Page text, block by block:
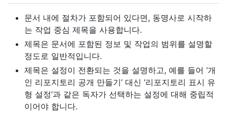
문서 내에 절차가 포함되어 있다면, 동명사로 시작하
는 작업 중심 제목을 사용합니다.
제목은 문서에 포함된 정보 및 작업의 범위를 설명할
정도로 일반적입니다.
제목은 설정이 전환되는 것을 설명하고, 예를 들어 ‘개
인 리포지토리 공개 만들기’ 대신 ‘리포지토리 표시 유
형 설정’과 같은 독자가 선택하는 설정에 대해 중립적
이어야 합니다.